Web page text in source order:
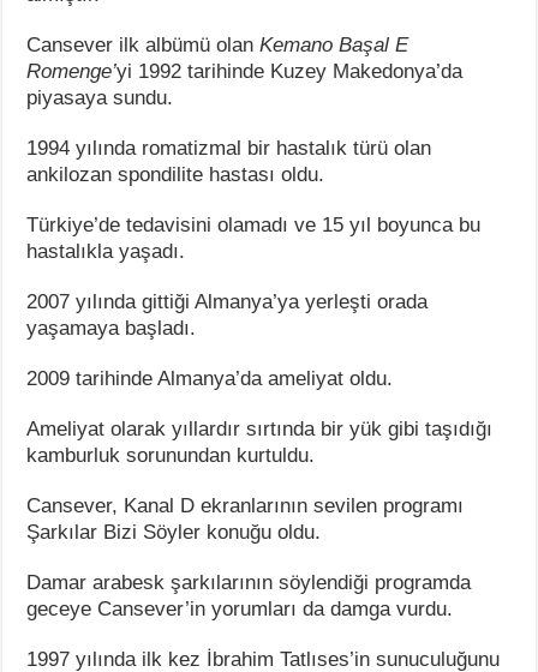
Cansever ilk albümü olanKemano Başal E
Romenge’yi 1992 tarihinde Kuzey Makedonya’da
piyasaya sundu.
1994 yılında romatizmal bir hastalık türü olan
ankilozan spondilite hastası oldu.
Türkiye’de tedavisini olamadı ve 15 yıl boyunca bu
hastalıkla yaşadı.
2007 yılında gittiği Almanya’ya yerleşti orada
yaşamaya başladı.
2009 tarihinde Almanya’da ameliyat oldu.
Ameliyat olarak yıllardır sırtında bir yük gibi taşıdığı
kamburluk sorunundan kurtuldu.
Cansever, Kanal D ekranlarının sevilen programı
Şarkılar Bizi Söyler konuğu oldu.
Damar arabesk şarkılarının söylendiği programda
geceye Cansever’in yorumları da damga vurdu.
1997 yılında ilk kez İbrahim Tatlıses’in sunuculuğunu